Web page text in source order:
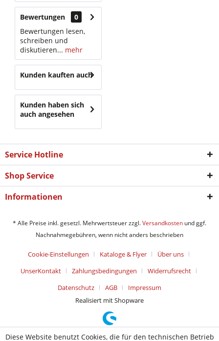
Bewertungen
0
Bewertungen lesen,
schreiben und
diskutieren... mehr
Kunden kauften auch
Kunden haben sich
auch angesehen
Service Hotline
Shop Service
Informationen
* Alle Preise inkl. gesetzl. Mehrwertsteuer zzgl.Versandkosten und ggf.
Nachnahmegebühren, wenn nicht anders beschrieben
Cookie-Einstellungen Kataloge & Flyer
Über uns
UnserKontakt
Zahlungsbedingungen
Widerrufsrecht
Datenschutz
AGB
Impressum
Realisiert mit Shopware
Diese Website benutzt Cookies, die für den technischen Betrieb